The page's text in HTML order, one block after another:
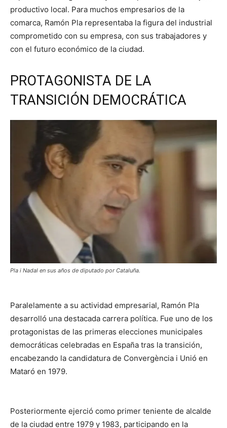
productivo local. Para muchos empresarios de la
comarca, Ramón Pla representaba la figura del industrial
comprometido con su empresa, con sus trabajadores y
con el futuro económico de la ciudad.
PROTAGONISTA DE LA
TRANSICIÓN DEMOCRÁTICA
Pla i Nadal en sus años de diputado por Cataluña.
Paralelamente a su actividad empresarial, Ramón Pla
desarrolló una destacada carrera política. Fue uno de los
protagonistas de las primeras elecciones municipales
democráticas celebradas en España tras la transición,
encabezando la candidatura de Convergència i Unió en
Mataró en 1979.
Posteriormente ejerció como primer teniente de alcalde
de la ciudad entre 1979 y 1983, participando en la